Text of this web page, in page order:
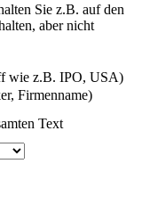
Sie z.B. auf den
aber nicht
wie z.B. IPO, USA)
Firmenname)
Text